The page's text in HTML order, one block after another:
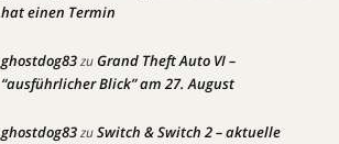
hat einen Termin
ghostdog83zuGrand Theft Auto VI –
“ausführlicher Blick” am 27. August
ghostdog83zuSwitch & Switch 2 – aktuelle